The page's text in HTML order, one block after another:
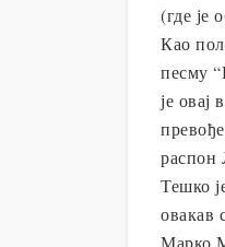
(где је
Као
песму
је овај
распон
Тешко
овакав
Марко